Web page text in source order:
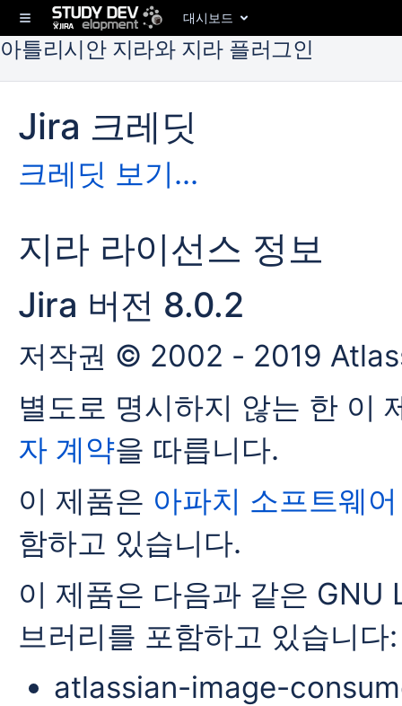
대시보드
아틀리시안 지라와 지라 플러그인
Jira 크레딧
크레딧 보기...
지라 라이선스 정보
Jira 버전 8.0.2
저작권 © 2002 - 2019
별도로 명시하지 않는 한 이
자 계약을 따릅니다.
이 제품은 아파치 소프트웨
함하고 있습니다.
이 제품은 다음과 같은 GNU
브러리를 포함하고 있습니다:
atlassian-image-